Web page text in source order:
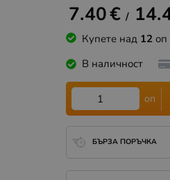
7.40€ /
Купете над 12оп
В наличност
оп
БЪРЗА ПОРЪЧКА